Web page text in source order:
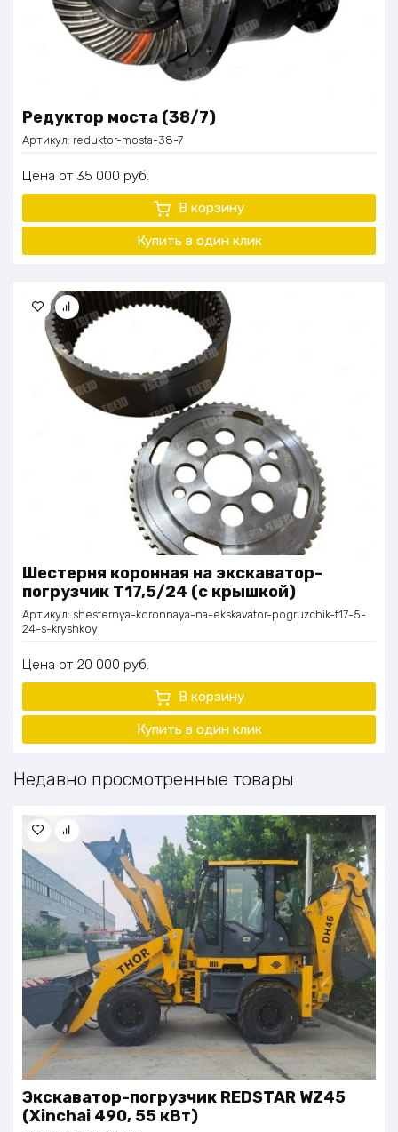
Редуктор моста (38/7)
Артикул: reduktor-mosta-38-7
Цена 35 000 руб.
В корзину
Купить в один клик
Шестерня коронная на экскаватор-
погрузчик Т17,5/24 (с крышкой)
Артикул: shesternya-koronnaya-na-ekskavator-pogruzchik-t17-5-
24-s-kryshkoy
Цена 20 000 руб.
В корзину
Купить в один клик
Недавно просмотренные товары
Экскаватор-погрузчик REDSTAR WZ45
(Xinchai 490, 55 кВт)